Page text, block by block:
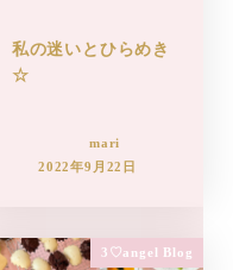
私の迷いとひらめき
☆
mari
2022年9月22日
3♡angel Blog